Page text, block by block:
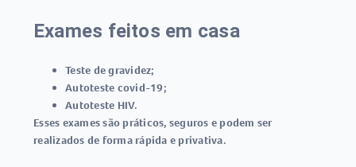
Exames feitos em casa
Teste de gravidez;
Autoteste covid-19;
Autoteste HIV.
Esses exames são práticos, seguros e podem ser
realizados de forma rápida e privativa.